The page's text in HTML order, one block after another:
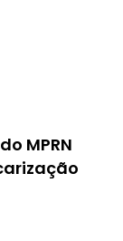
MPRN